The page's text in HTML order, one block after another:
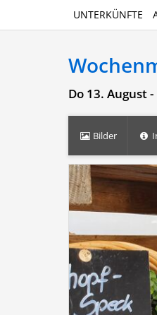
UNTERKÜNFTE
Do 13. August
Bilder